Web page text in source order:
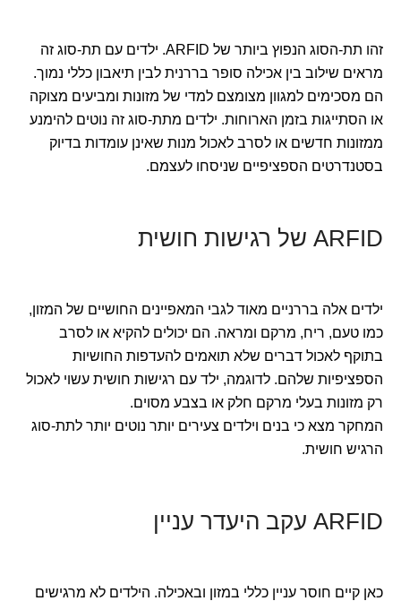
זהו תת-הסוג הנפוץ ביותר של ARFID. ילדים עם תת-סוג זה
מראים שילוב בין אכילה סופר בררנית לבין תיאבון כללי נמוך.
הם מסכימים למגוון מצומצם למדי של מזונות ומביעים מצוקה
או הסתייגות בזמן הארוחות. ילדים מתת-סוג זה נוטים להימנע
ממזונות חדשים או לסרב לאכול מנות שאינן עומדות בדיוק
בסטנדרטים הספציפיים שניסחו לעצמם.
ARFID של רגישות חושית
ילדים אלה בררניים מאוד לגבי המאפיינים החושיים של המזון,
כמו טעם, ריח, מרקם ומראה. הם יכולים להקיא או לסרב
בתוקף לאכול דברים שלא תואמים להעדפות החושיות
הספציפיות שלהם. לדוגמה, ילד עם רגישות חושית עשוי לאכול
רק מזונות בעלי מרקם חלק או בצבע מסוים.
המחקר מצא כי בנים וילדים צעירים יותר נוטים יותר לתת-סוג
הרגיש חושית.
ARFID עקב היעדר עניין
כאן קיים חוסר עניין כללי במזון ובאכילה. הילדים לא מרגישים